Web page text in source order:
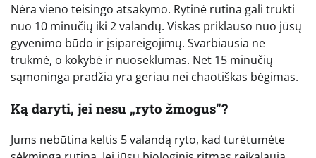
Nėra vieno teisingo atsakymo. Rytinė rutina gali trukti
nuo 10 minučių iki 2 valandų. Viskas priklauso nuo jūsų
gyvenimo būdo ir įsipareigojimų. Svarbiausia ne
trukmė, o kokybė ir nuoseklumas. Net 15 minučių
sąmoninga pradžia yra geriau nei chaotiškas bėgimas.
Ką daryti, jei nesu „ryto žmogus”?
Jums nebūtina keltis 5 valandą ryto, kad turėtumėte